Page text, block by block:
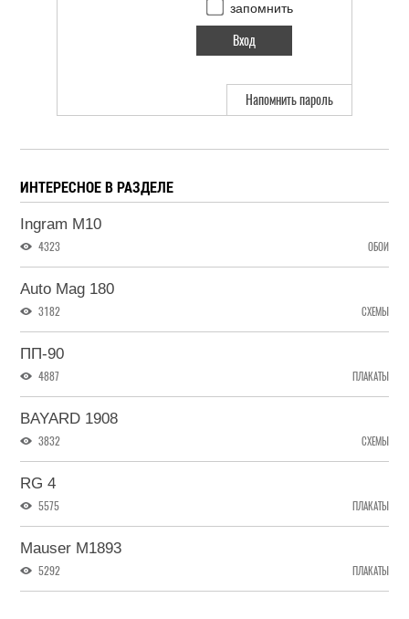
запомнить
Напомнить пароль
ИНТЕРЕСНОЕ В РАЗДЕЛЕ
Ingram M10
4323 ОБОИ
Auto Mag 180
3182 СХЕМЫ
ПП-90
4887 ПЛАКАТЫ
BAYARD 1908
3832 СХЕМЫ
RG 4
5575 ПЛАКАТЫ
Mauser M1893
5292 ПЛАКАТЫ